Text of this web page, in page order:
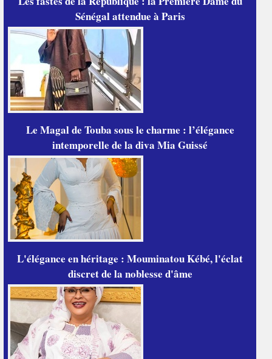
Sénégal attendue à Paris
Le Magal de Touba sous le charme : l’élégance
intemporelle de la diva Mia Guissé
L'élégance en héritage : Mouminatou Kébé, l'éclat
discret de la noblesse d'âme